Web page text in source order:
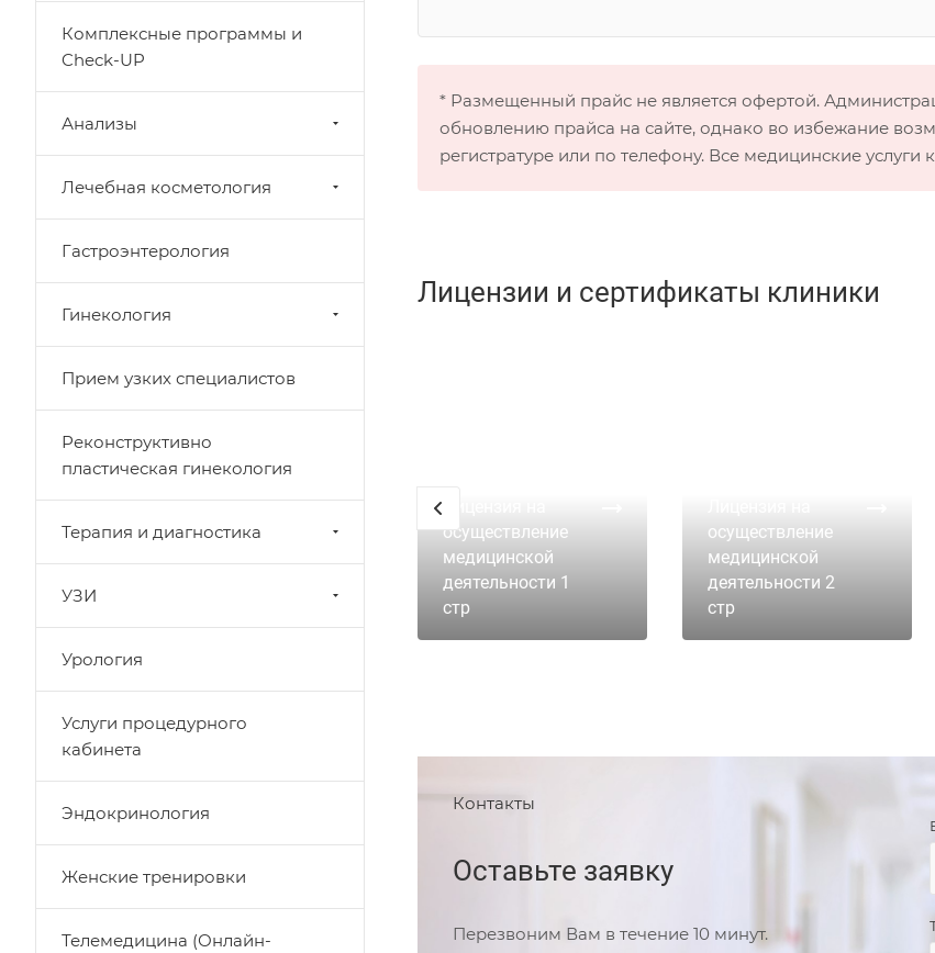
* Размещенный прайс не является офертой.
обновлению прайса на сайте, однако во избежание
регистратуре или по телефону. Все медицинские
Лицензии и сертификаты клиники
осуществление
медицинской
деятельности 1
стр
осуществление
медицинской
деятельности 2
стр
Контакты
Оставьте заявку
Перезвоним Вам в течение 10 минут.
Комплексные программы и
Check-UP
Анализы
Лечебная косметология
Гастроэнтерология
Гинекология
Прием узких специалистов
Реконструктивно
пластическая гинекология
Терапия и диагностика
УЗИ
Урология
Услуги процедурного
кабинета
Эндокринология
Женские тренировки
Телемедицина (Онлайн-